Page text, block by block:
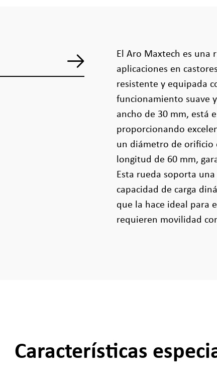
El Aro Maxtech es una
aplicaciones en
resistente y equipada
funcionamiento suave
ancho de 30 mm, está
proporcionando
un diámetro de orificio
longitud de 60 mm,
Esta rueda soporta
capacidad de carga
que la hace ideal para
requieren movilidad
Características